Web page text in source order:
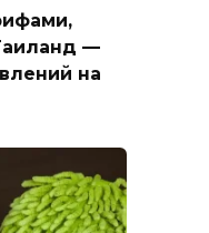
—
на